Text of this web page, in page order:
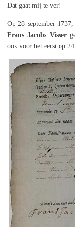
Dat gaat mij te ver!
Op 28 september
Frans Jacobs Visser
ook voor het eerst op 24